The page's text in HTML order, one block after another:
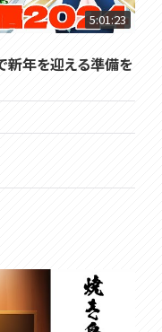
5:01:23
新年を迎える準備を